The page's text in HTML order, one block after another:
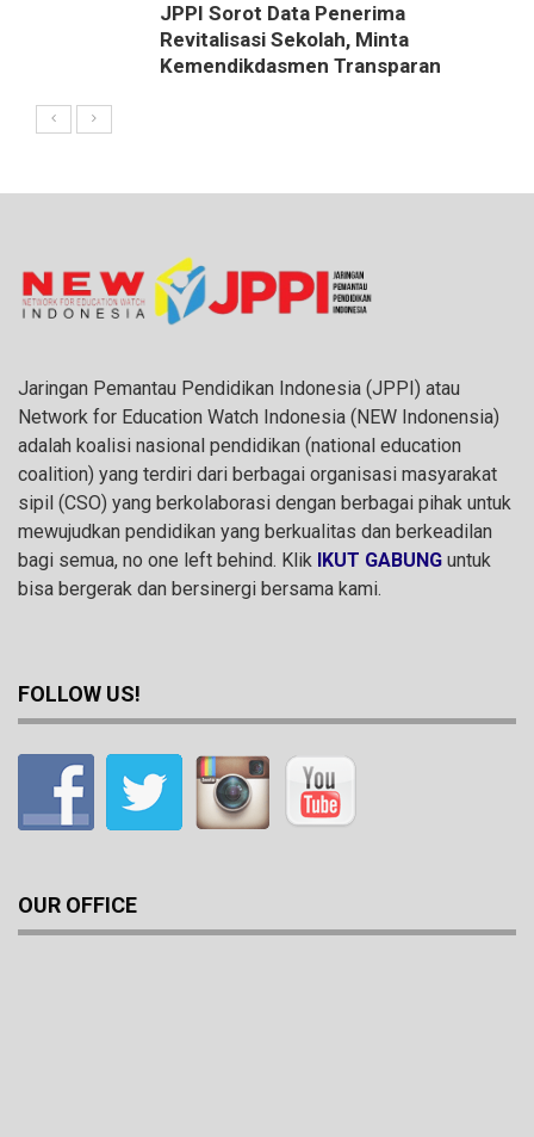
JPPI Sorot Data Penerima
Revitalisasi Sekolah, Minta
Kemendikdasmen Transparan
Jaringan Pemantau Pendidikan Indonesia (JPPI) atau
Network for Education Watch Indonesia (NEW Indonensia)
adalah koalisi nasional pendidikan (national education
coalition) yang terdiri dari berbagai organisasi masyarakat
sipil (CSO) yang berkolaborasi dengan berbagai pihak untuk
mewujudkan pendidikan yang berkualitas dan berkeadilan
bagi semua, no one left behind. Klik IKUT GABUNG untuk
bisa bergerak dan bersinergi bersama kami.
FOLLOW US!
OUR OFFICE